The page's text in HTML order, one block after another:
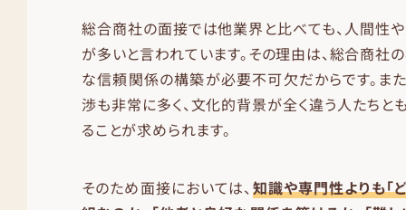
総合商社の面接では他業界と比べても、人間性
が多いと言われています。その理由は、総合商社
な信頼関係の構築が必要不可欠だからです。ま
渉も非常に多く、文化的背景が全く違う人たちと
ることが求められます。
そのため面接においては、 知識や専門性よりも「